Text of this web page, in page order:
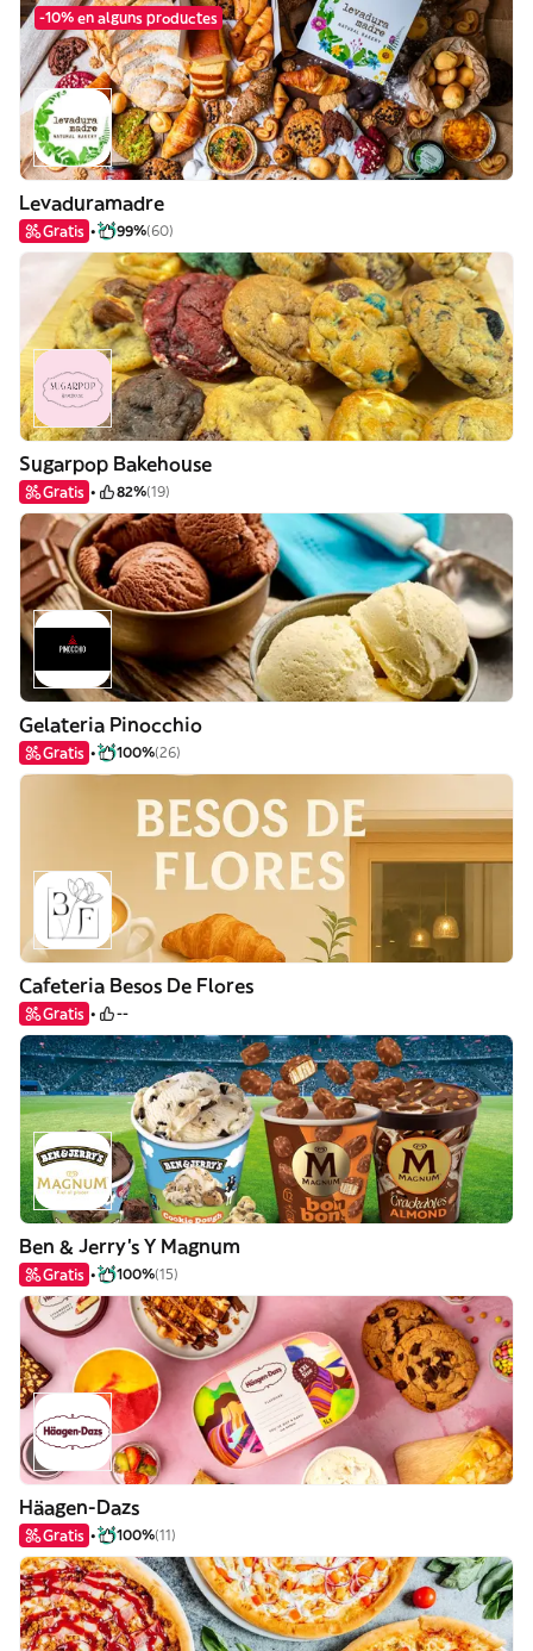
-10% en alguns productes
Levaduramadre
Gratis 99%(60)
Sugarpop Bakehouse
Gratis 82%(19)
Gelateria Pinocchio
Gratis 100%(26)
Cafeteria Besos De Flores
Gratis --
Ben & Jerry's Y Magnum
Gratis 100%(15)
Häagen-Dazs
Gratis 100%(11)